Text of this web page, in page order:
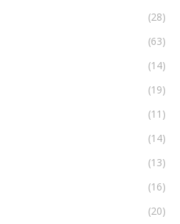
(28)
(63)
(14)
(19)
(11)
(14)
(13)
(16)
(20)